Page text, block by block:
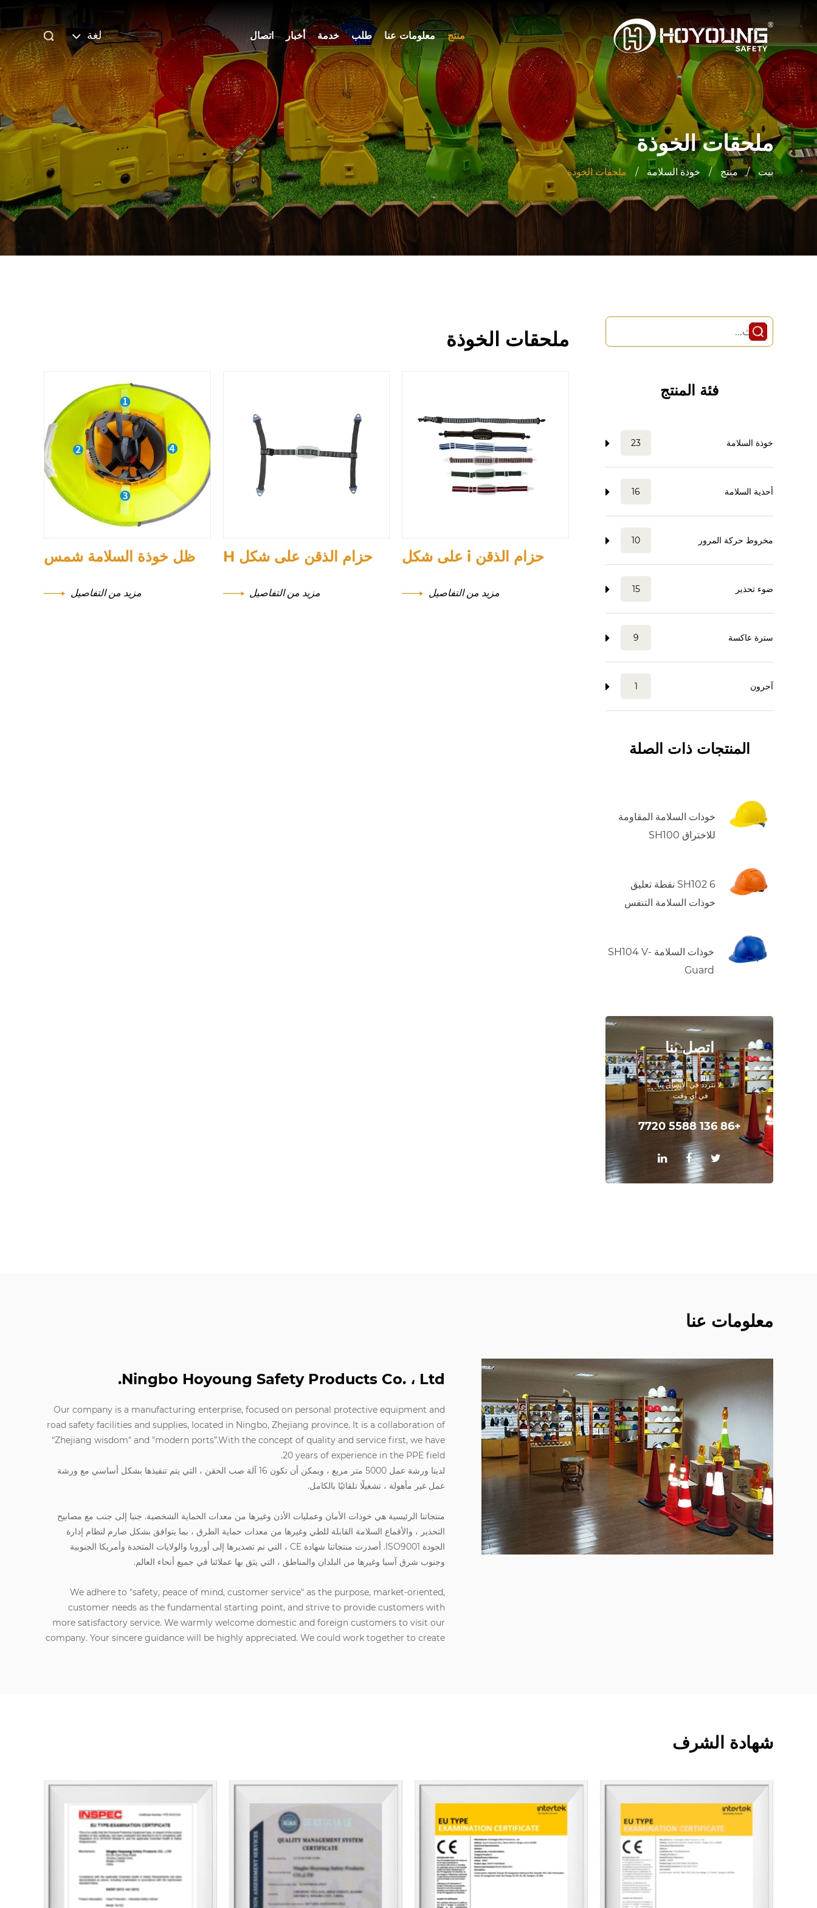
منتج معلومات عنا طلب خدمة أخبار اتصال لغة
ملحقات الخوذة
بيت / منتج / خوذة السلامة / ملحقات الخوذة
فئة المنتج
خوذة السلامة 23
أحذية السلامة 16
مخروط حركة المرور 10
ضوء تحذير 15
سترة عاكسة 9
آحرون 1
المنتجات ذات الصلة
خوذات السلامة المقاومة
للاختراق SH100
SH102 6 نقطة تعليق
خوذات السلامة التنفس
خوذات السلامة SH104 V-
Guard
اتصل بنا
لا تتردد في الاتصال بنا
في أي وقت.
+86 136 5588 7720
ملحقات الخوذة
حزام الذقن i على شكل
مزيد من التفاصيل
حزام الذقن على شكل H
مزيد من التفاصيل
ظل خوذة السلامة شمس
مزيد من التفاصيل
معلومات عنا
Ningbo Hoyoung Safety Products Co. ، Ltd.
Our company is a manufacturing enterprise, focused on personal protective equipment and
road safety facilities and supplies, located in Ningbo, Zhejiang province. It is a collaboration of
“Zhejiang wisdom" and "modern ports”.With the concept of quality and service first, we have
20 years of experience in the PPE field.
لدينا ورشة عمل 5000 متر مربع ، ويمكن أن تكون 16 آلة صب الحقن ، التي يتم تنفيذها بشكل أساسي مع ورشة
عمل غير مأهولة ، تشغيلًا تلقائيًا بالكامل.
منتجاتنا الرئيسية هي خوذات الأمان وعمليات الأذن وغيرها من معدات الحماية الشخصية. جنبا إلى جنب مع مصابيح
التحذير ، والأقماع السلامة القابلة للطي وغيرها من معدات حماية الطرق ، بما يتوافق بشكل صارم لنظام إدارة
الجودة ISO9001. أصدرت منتجاتنا شهادة CE ، التي تم تصديرها إلى أوروبا والولايات المتحدة وأمريكا الجنوبية
وجنوب شرق آسيا وغيرها من البلدان والمناطق ، التي يثق بها عملائنا في جميع أنحاء العالم.
We adhere to "safety, peace of mind, customer service" as the purpose, market-oriented,
customer needs as the fundamental starting point, and strive to provide customers with
more satisfactory service. We warmly welcome domestic and foreign customers to visit our
company. Your sincere guidance will be highly appreciated. We could work together to create
شهادة الشرف